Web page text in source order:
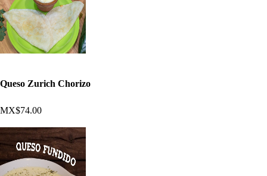
Queso Zurich Chorizo
MX$74.00